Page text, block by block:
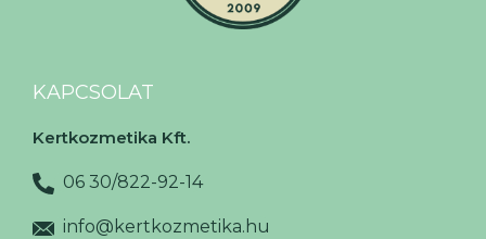
KAPCSOLAT
Kertkozmetika Kft.
06 30/822-92-14
info@kertkozmetika.hu